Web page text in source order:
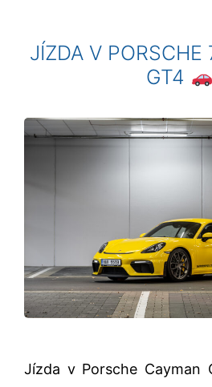
JÍZDA V PORSCHE
GT4
Jízda v Porsche Cayman